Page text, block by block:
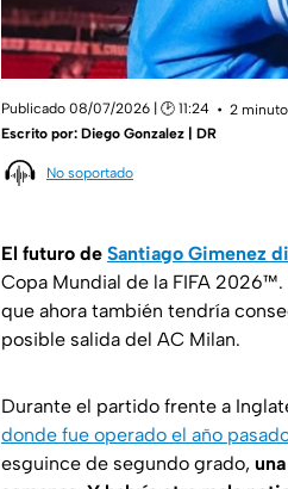
Publicado 08/07/2026 | 🕑 11:24
2
Escrito por: Diego Gonzalez | DR
No soportado
El futuro de Santiago Gimenez
Copa Mundial de la FIFA
que ahora también tendría
posible salida del AC Milan.
Durante el partido frente a
donde fue operado el año
esguince de segundo grado,